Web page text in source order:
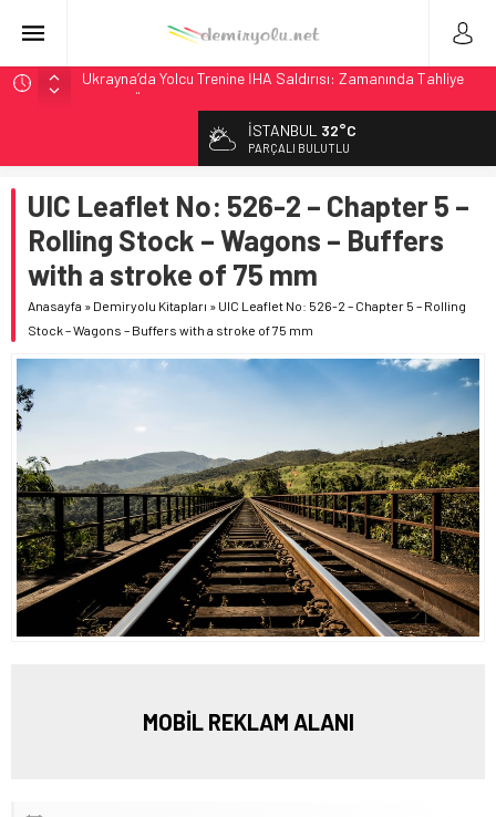
Ukrayna’da Yolcu Trenine İHA Saldırısı: Zamanında Tahliye
Faciayı Önledi
GB Railfreight İngiltere’de Lider, Class 99’lar 2026’da Yolda
İngiltere Demiryolunda Tarihi Entegrasyon: GBR Anglia
Resmen Başladı
Malezya Havayolları, TGV ile 28 Fransız Şehrine Tek Bilet
İSTANBUL 32°C
PARÇALI BULUTLU
UIC Leaflet No: 526-2 – Chapter 5 –
Rolling Stock – Wagons – Buffers
with a stroke of 75 mm
Anasayfa » Demiryolu Kitapları » UIC Leaflet No: 526-2 – Chapter 5 – Rolling
Stock – Wagons – Buffers with a stroke of 75 mm
MOBİL REKLAM ALANI